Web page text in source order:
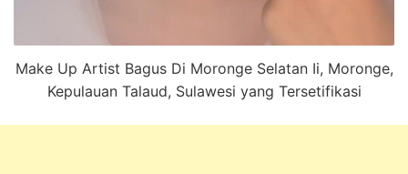
Make Up Artist Bagus Di Moronge Selatan Ii, Moronge,
Kepulauan Talaud, Sulawesi yang Tersetifikasi